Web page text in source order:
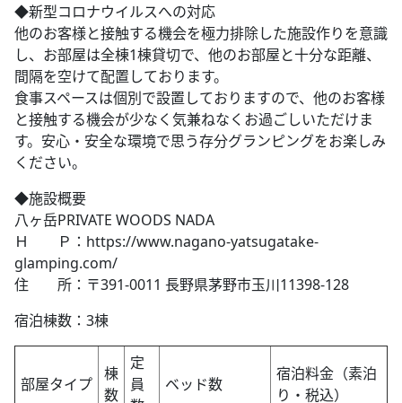
◆新型コロナウイルスへの対応
他のお客様と接触する機会を極力排除した施設作りを意識
し、お部屋は全棟1棟貸切で、他のお部屋と十分な距離、
間隔を空けて配置しております。
食事スペースは個別で設置しておりますので、他のお客様
と接触する機会が少なく気兼ねなくお過ごしいただけま
す。安心・安全な環境で思う存分グランピングをお楽しみ
ください。
◆施設概要
八ヶ岳PRIVATE WOODS NADA
Ｈ Ｐ：https://www.nagano-yatsugatake-
glamping.com/
住 所：〒391-0011 長野県茅野市玉川11398-128
宿泊棟数：3棟
部屋タイプ
棟
数
定
員
ベッド数
宿泊料金（素泊
り・税込）